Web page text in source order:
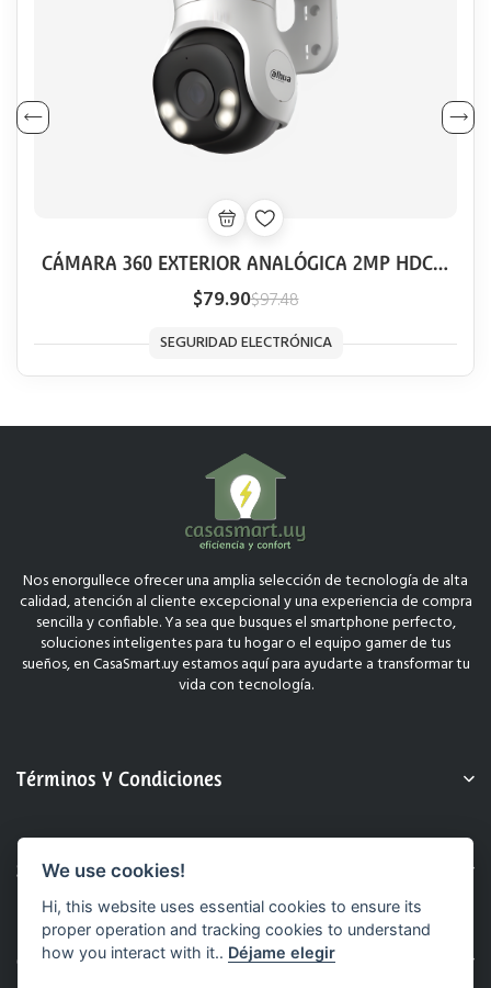
CÁMARA 360 EXTERIOR ANALÓGICA 2MP HDCVI
DAHUA FULL COLOR SMART 40M AUDIO
$79.90$97.48
SEGURIDAD ELECTRÓNICA
Nos enorgullece ofrecer una amplia selección de tecnología de alta
calidad, atención al cliente excepcional y una experiencia de compra
sencilla y confiable. Ya sea que busques el smartphone perfecto,
soluciones inteligentes para tu hogar o el equipo gamer de tus
sueños, en CasaSmart.uy estamos aquí para ayudarte a transformar tu
vida con tecnología.
Términos Y Condiciones
Sobre Nosotros
Contacto
We use cookies!
Hi, this website uses essential cookies to ensure its
proper operation and tracking cookies to understand
how you interact with it.. Déjame elegir